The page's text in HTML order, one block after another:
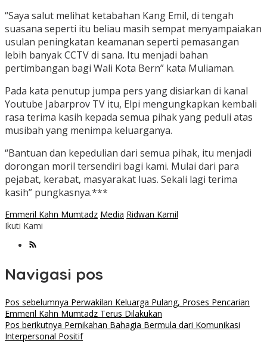
“Saya salut melihat ketabahan Kang Emil, di tengah
suasana seperti itu beliau masih sempat menyampaiakan
usulan peningkatan keamanan seperti pemasangan
lebih banyak CCTV di sana. Itu menjadi bahan
pertimbangan bagi Wali Kota Bern” kata Muliaman.
Pada kata penutup jumpa pers yang disiarkan di kanal
Youtube Jabarprov TV itu, Elpi mengungkapkan kembali
rasa terima kasih kepada semua pihak yang peduli atas
musibah yang menimpa keluarganya.
“Bantuan dan kepedulian dari semua pihak, itu menjadi
dorongan moril tersendiri bagi kami. Mulai dari para
pejabat, kerabat, masyarakat luas. Sekali lagi terima
kasih” pungkasnya.***
Emmeril Kahn Mumtadz Media Ridwan Kamil
Ikuti Kami
Navigasi pos
Pos sebelumnya Perwakilan Keluarga Pulang, Proses Pencarian
Emmeril Kahn Mumtadz Terus Dilakukan
Pos berikutnya Pernikahan Bahagia Bermula dari Komunikasi
Interpersonal Positif